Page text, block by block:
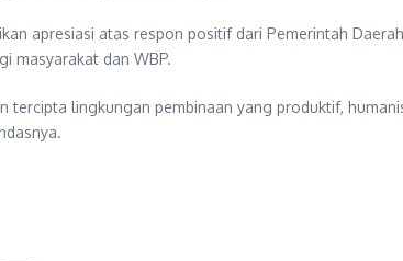
apresiasi atas respon positif dari Pemerintah
masyarakat dan WBP.
tercipta lingkungan pembinaan yang produktif,